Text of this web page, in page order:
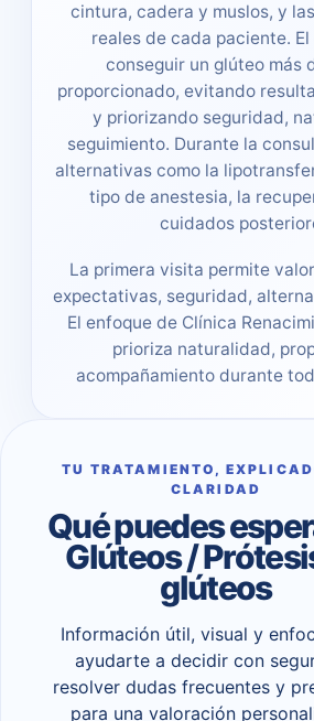
cintura, cadera y muslos, y
reales de cada paciente.
conseguir un glúteo más
proporcionado, evitando
y priorizando seguridad,
seguimiento. Durante la
alternativas como la
tipo de anestesia, la
cuidados
La primera visita permite
expectativas, seguridad,
El enfoque de Clínica
prioriza naturalidad,
acompañamiento durante
TU TRATAMIENTO,
CLARIDAD
Qué puedes
Glúteos /
glúteos
Información útil, visual y
ayudarte a decidir con
resolver dudas frecuentes y
para una valoración